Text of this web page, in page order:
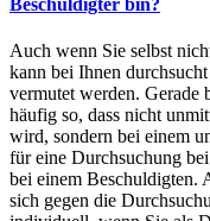
Auch wenn Sie selbst
kann bei Ihnen
vermutet werden. Gerade
häufig so, dass nicht
wird, sondern bei einem
für eine Durchsuchung
bei einem Beschuldigten.
sich gegen die